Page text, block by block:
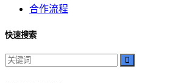
合作流程
快速搜索